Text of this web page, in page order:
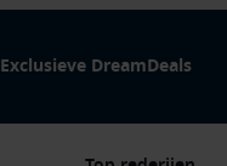
Exclusieve DreamDeals